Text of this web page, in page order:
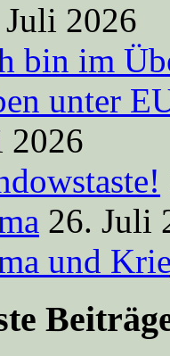
2026
bin im
unter
2026
26. Juli
und